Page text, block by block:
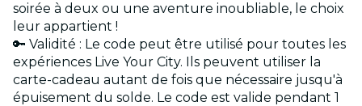
soirée à deux ou une aventure inoubliable, le choix
leur appartient !
🔑 Validité : Le code peut être utilisé pour toutes les
expériences Live Your City. Ils peuvent utiliser la
carte-cadeau autant de fois que nécessaire jusqu'à
épuisement du solde. Le code est valide pendant 1